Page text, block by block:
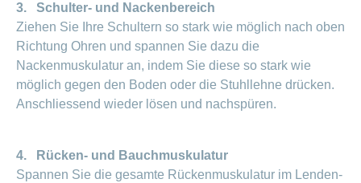
3. Schulter- und Nackenbereich
Ziehen Sie Ihre Schultern so stark wie möglich nach oben
Richtung Ohren und spannen Sie dazu die
Nackenmuskulatur an, indem Sie diese so stark wie
möglich gegen den Boden oder die Stuhllehne drücken.
Anschliessend wieder lösen und nachspüren.
4. Rücken- und Bauchmuskulatur
Spannen Sie die gesamte Rückenmuskulatur im Lenden-